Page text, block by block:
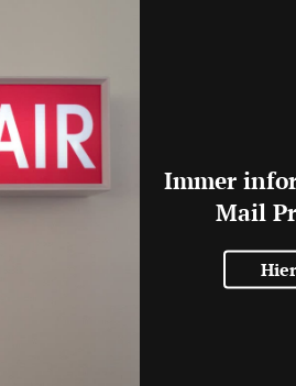
Immer
Mail